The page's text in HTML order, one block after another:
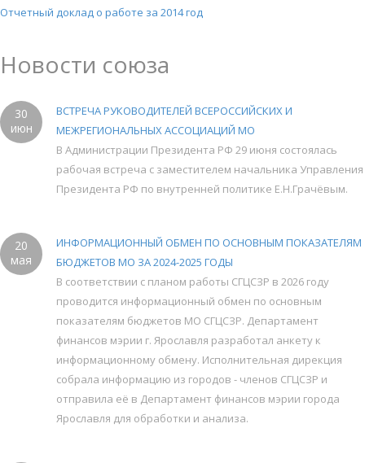
Отчетный доклад о работе за 2014 год
Новости союза
30
июн
ВСТРЕЧА РУКОВОДИТЕЛЕЙ ВСЕРОССИЙСКИХ И
МЕЖРЕГИОНАЛЬНЫХ АССОЦИАЦИЙ МО
В Администрации Президента РФ 29 июня состоялась
рабочая встреча с заместителем начальника Управления
Президента РФ по внутренней политике Е.Н.Грачёвым.
20
мая
ИНФОРМАЦИОННЫЙ ОБМЕН ПО ОСНОВНЫМ ПОКАЗАТЕЛЯМ
БЮДЖЕТОВ МО ЗА 2024-2025 ГОДЫ
В соответствии с планом работы СГЦСЗР в 2026 году
проводится информационный обмен по основным
показателям бюджетов МО СГЦСЗР. Департамент
финансов мэрии г. Ярославля разработал анкету к
информационному обмену. Исполнительная дирекция
собрала информацию из городов - членов СГЦСЗР и
отправила её в Департамент финансов мэрии города
Ярославля для обработки и анализа.